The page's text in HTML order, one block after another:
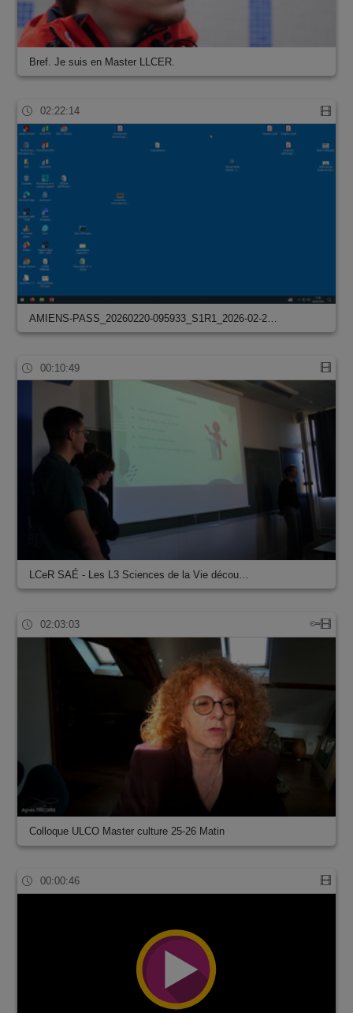
Bref. Je suis en Master LLCER.
02:22:14
AMIENS-PASS_20260220-095933_S1R1_2026-02-2…
00:10:49
LCeR SAÉ - Les L3 Sciences de la Vie décou…
02:03:03
Colloque ULCO Master culture 25-26 Matin
00:00:46